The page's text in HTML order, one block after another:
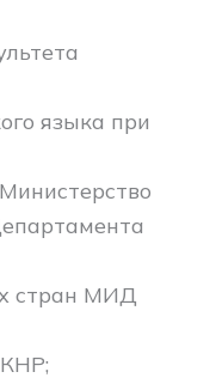
языка при
стран МИД